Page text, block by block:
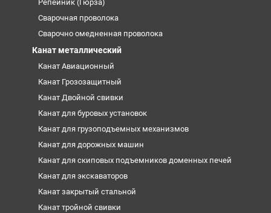
Репейник (Гюрза)
Сварочная проволока
Сварочно омедненная проволока
Канат металлический
Канат Авиационный
Канат Грозозащитный
Канат Двойной свивки
Канат для буровых установок
Канат для грузоподъемных механизмов
Канат для дорожных машин
Канат для скиповых подъемников доменных печей
Канат для экскаваторов
Канат закрытый стальной
Канат тройной свивки